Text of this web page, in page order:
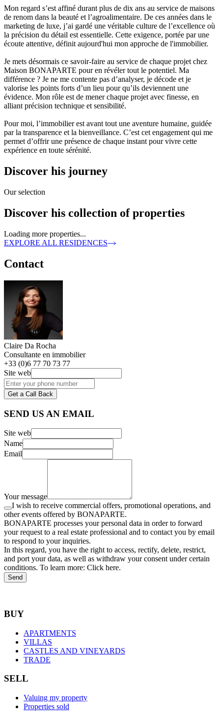
Mon regard s’est affiné durant plus de dix ans au service de maisons
de renom dans la beauté et l’agroalimentaire. De ces années dans le
marketing de luxe, j’ai gardé une véritable culture de l’excellence où
la précision du détail est essentielle. Cette exigence, portée par une
écoute attentive, définit aujourd'hui mon approche de l'immobilier.
Je mets désormais ce savoir-faire au service de chaque projet chez
Maison BONAPARTE pour en révéler tout le potentiel. Ma
différence ? Je ne me contente pas d’analyser, je décode et je
valorise les points forts d’un lieu pour qu’ils deviennent une
évidence. Mon rôle est de mener chaque projet avec finesse, en
alliant précision technique et sensibilité.
Pour moi, l’immobilier est avant tout une aventure humaine, guidée
par la transparence et la bienveillance. C’est cet engagement qui me
permet d’offrir une présence de chaque instant pour vivre cette
expérience en toute sérénité.
Discover his journey
Our selection
Discover his collection of properties
Loading more properties...
EXPLORE ALL RESIDENCES
Contact
Claire Da Rocha
Consultante en immobilier
+33 (0)6 77 70 73 77
Site web
Get a Call Back
SEND US AN EMAIL
Site web
Name
Email
Your message
I wish to receive commercial offers, promotional operations, and
other events offered by BONAPARTE.
BONAPARTE processes your personal data in order to forward
your request to a real estate professional and to contact you by email
to respond to your inquiries.
In this regard, you have the right to access, rectify, delete, restrict,
and port your data, as well as withdraw your consent under certain
conditions. To learn more: Click here.
Send
BUY
APARTMENTS
VILLAS
CASTLES AND VINEYARDS
TRADE
SELL
Valuing my property
Properties sold